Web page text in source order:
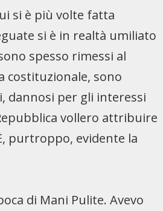
si è più volte fatta
si è in realtà umiliato
spesso rimessi al
costituzionale, sono
dannosi per gli interessi
vollero attribuire
purtroppo, evidente la
di Mani Pulite. Avevo